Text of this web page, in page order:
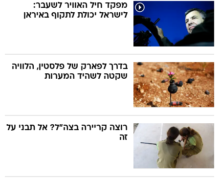
מפקד חיל האוויר לשעבר:
לישראל יכולת לתקוף באיראן
בדרך לפארק של פלסטין, הלוויה
שקטה לשהיד המערות
רוצה קריירה בצה"ל? אל תבני על
זה